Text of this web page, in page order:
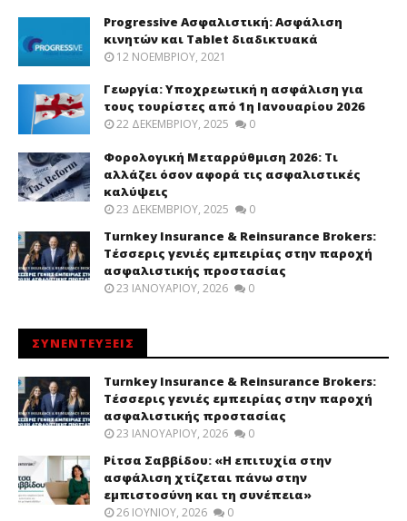
Progressive Ασφαλιστική: Ασφάλιση
κινητών και Tablet διαδικτυακά
12 ΝΟΕΜΒΡΊΟΥ, 2021
Γεωργία: Υποχρεωτική η ασφάλιση για
τους τουρίστες από 1η Ιανουαρίου 2026
22 ΔΕΚΕΜΒΡΊΟΥ, 2025 0
Φορολογική Μεταρρύθμιση 2026: Τι
αλλάζει όσον αφορά τις ασφαλιστικές
καλύψεις
23 ΔΕΚΕΜΒΡΊΟΥ, 2025 0
Turnkey Insurance & Reinsurance Brokers:
Τέσσερις γενιές εμπειρίας στην παροχή
ασφαλιστικής προστασίας
23 ΙΑΝΟΥΑΡΊΟΥ, 2026 0
ΣΥΝΕΝΤΕΥΞΕΙΣ
Turnkey Insurance & Reinsurance Brokers:
Τέσσερις γενιές εμπειρίας στην παροχή
ασφαλιστικής προστασίας
23 ΙΑΝΟΥΑΡΊΟΥ, 2026 0
Ρίτσα Σαββίδου: «Η επιτυχία στην
ασφάλιση χτίζεται πάνω στην
εμπιστοσύνη και τη συνέπεια»
26 ΙΟΥΝΊΟΥ, 2026 0